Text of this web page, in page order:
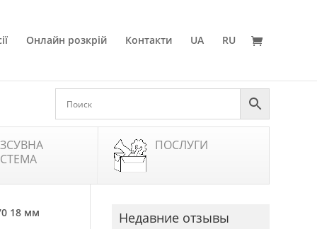
Онлайн розкрій Контакти UA RU
ПОСЛУГИ
18 мм Недавние отзывы